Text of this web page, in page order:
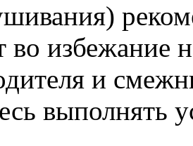
во избежание
и
выполнять